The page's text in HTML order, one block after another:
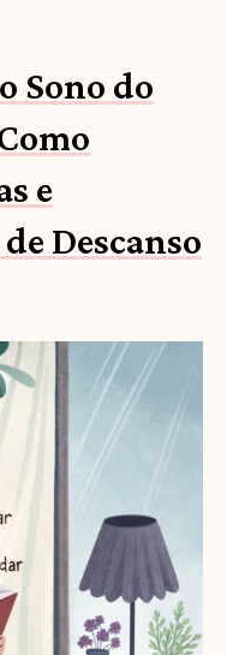
Sono do
e
Descanso